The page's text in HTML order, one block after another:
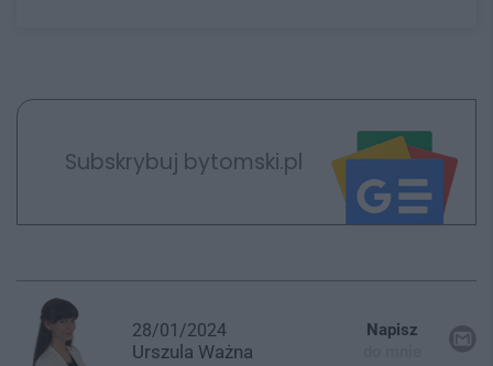
Subskrybuj bytomski.pl
28/01/2024
Urszula Ważna
Napisz